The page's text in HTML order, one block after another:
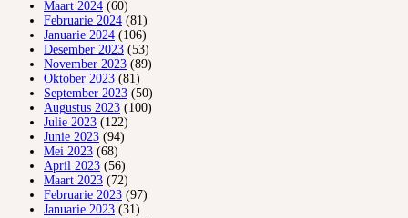
Maart 2024 (60)
Februarie 2024 (81)
Januarie 2024 (106)
Desember 2023 (53)
November 2023 (89)
Oktober 2023 (81)
September 2023 (50)
Augustus 2023 (100)
Julie 2023 (122)
Junie 2023 (94)
Mei 2023 (68)
April 2023 (56)
Maart 2023 (72)
Februarie 2023 (97)
Januarie 2023 (31)